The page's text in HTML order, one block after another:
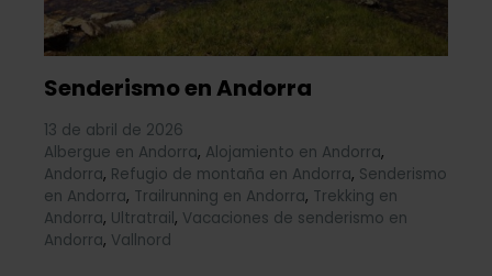
Senderismo en Andorra
13 de abril de 2026
Albergue en Andorra, Alojamiento en Andorra,
Andorra, Refugio de montaña en Andorra, Senderismo
en Andorra, Trailrunning en Andorra, Trekking en
Andorra, Ultratrail, Vacaciones de senderismo en
Andorra, Vallnord